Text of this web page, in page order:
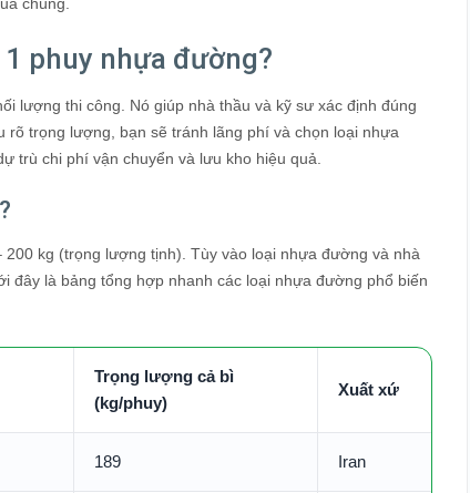
phuy nhựa đường?
lượng thi công. Nó giúp nhà thầu và kỹ sư xác định đúng
trọng lượng, bạn sẽ tránh lãng phí và chọn loại nhựa
trù chi phí vận chuyển và lưu kho hiệu quả.
kg (trọng lượng tịnh). Tùy vào loại nhựa đường và nhà
đây là bảng tổng hợp nhanh các loại nhựa đường phổ biến
Trọng lượng cả bì
(kg/phuy)
Xuất xứ
189 Iran